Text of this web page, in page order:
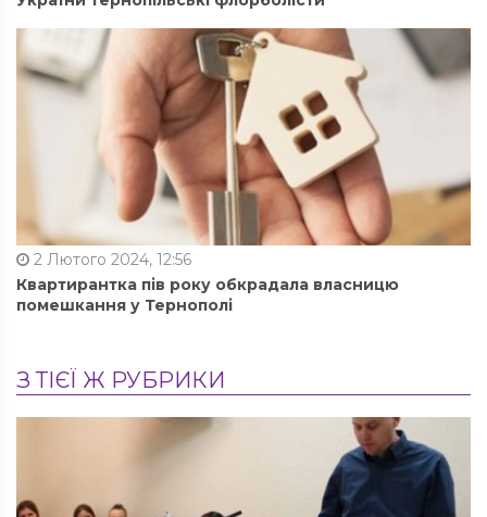
2 Лютого 2024, 12:56
Квартирантка пів року обкрадала власницю
помешкання у Тернополі
З ТІЄЇ Ж РУБРИКИ